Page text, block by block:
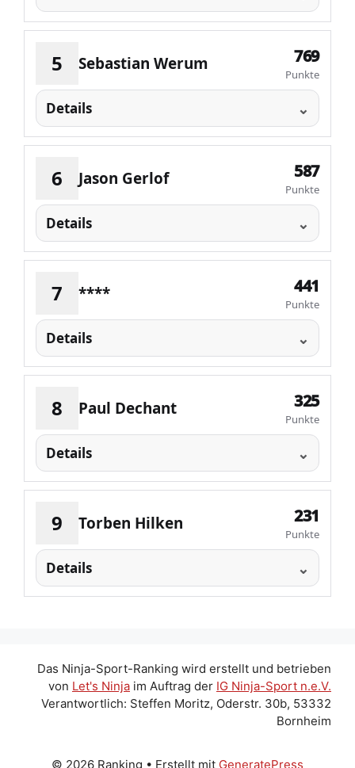
5 Sebastian Werum 769
Punkte
Details
6 Jason Gerlof 587
Punkte
Details
7 **** 441
Punkte
Details
8 Paul Dechant 325
Punkte
Details
9 Torben Hilken 231
Punkte
Details
Das Ninja-Sport-Ranking wird erstellt und betrieben
von Let's Ninja im Auftrag der IG Ninja-Sport n.e.V.
Verantwortlich: Steffen Moritz, Oderstr. 30b, 53332
Bornheim
© 2026 Ranking • Erstellt mit GeneratePress